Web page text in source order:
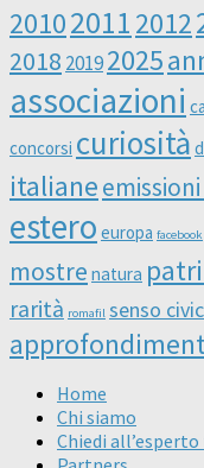
201020112012
2018 20192025
associazioni
concorsi curiosità
italiane
estero europa facebook
mostre natura
rarità romafil senso
Home
Chi siamo
Chiedi